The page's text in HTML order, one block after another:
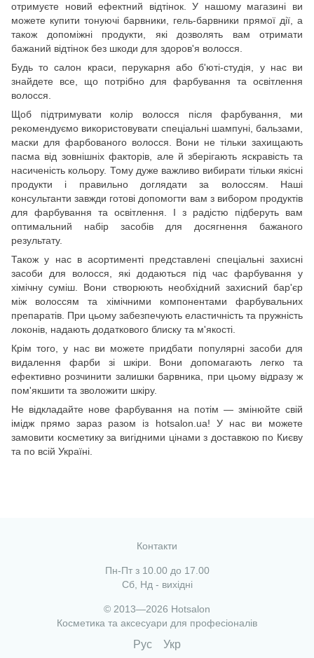
отримуєте новий ефектний відтінок. У нашому магазині ви
можете купити тонуючі барвники, гель-барвники прямої дії, а
також допоміжні продукти, які дозволять вам отримати
бажаний відтінок без шкоди для здоров'я волосся.
Будь то салон краси, перукарня або б'юті-студія, у нас ви
знайдете все, що потрібно для фарбування та освітлення
волосся.
Щоб підтримувати колір волосся після фарбування, ми
рекомендуємо використовувати спеціальні шампуні, бальзами,
маски для фарбованого волосся. Вони не тільки захищають
пасма від зовнішніх факторів, але й зберігають яскравість та
насиченість кольору. Тому дуже важливо вибирати тільки якісні
продукти і правильно доглядати за волоссям. Наші
консультанти завжди готові допомогти вам з вибором продуктів
для фарбування та освітлення. І з радістю підберуть вам
оптимальний набір засобів для досягнення бажаного
результату.
Також у нас в асортименті представлені спеціальні захисні
засоби для волосся, які додаються під час фарбування у
хімічну суміш. Вони створюють необхідний захисний бар'єр
між волоссям та хімічними компонентами фарбувальних
препаратів. При цьому забезпечують еластичність та пружність
локонів, надають додаткового блиску та м'якості.
Крім того, у нас ви можете придбати популярні засоби для
видалення фарби зі шкіри. Вони допомагають легко та
ефективно розчинити залишки барвника, при цьому відразу ж
пом'якшити та зволожити шкіру.
Не відкладайте нове фарбування на потім — змінюйте свій
імідж прямо зараз разом із hotsalon.ua! У нас ви можете
замовити косметику за вигідними цінами з доставкою по Києву
та по всій Україні.
Контакти
Пн-Пт з 10.00 до 17.00
Сб, Нд - вихідні
© 2013—2026 Hotsalon
Косметика та аксесуари для професіоналів
Рус Укр